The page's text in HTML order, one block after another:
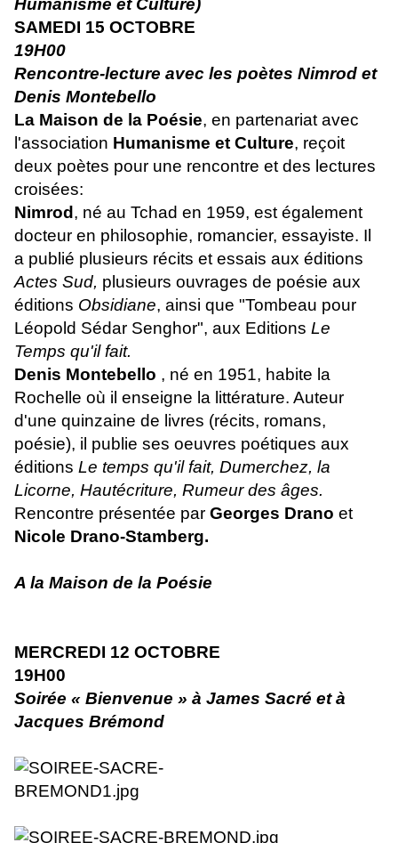
Humanisme et Culture)
SAMEDI 15 OCTOBRE
19H00
Rencontre-lecture avec les poètes Nimrod et
Denis Montebello
La Maison de la Poésie, en partenariat avec
l'association Humanisme et Culture, reçoit
deux poètes pour une rencontre et des lectures
croisées:
Nimrod, né au Tchad en 1959, est également
docteur en philosophie, romancier, essayiste. Il
a publié plusieurs récits et essais aux éditions
Actes Sud, plusieurs ouvrages de poésie aux
éditions Obsidiane, ainsi que "Tombeau pour
Léopold Sédar Senghor", aux Editions Le
Temps qu'il fait.
Denis Montebello , né en 1951, habite la
Rochelle où il enseigne la littérature. Auteur
d'une quinzaine de livres (récits, romans,
poésie), il publie ses oeuvres poétiques aux
éditions Le temps qu'il fait, Dumerchez, la
Licorne, Hautécriture, Rumeur des âges.
Rencontre présentée par Georges Drano et
Nicole Drano-Stamberg.
A la Maison de la Poésie
MERCREDI 12 OCTOBRE
19H00
Soirée « Bienvenue » à James Sacré et à
Jacques Brémond